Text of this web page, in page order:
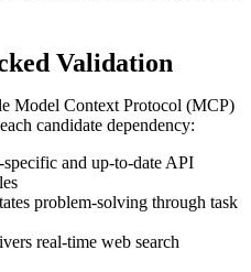
Validation
Model Context Protocol (MCP)
candidate dependency:
and up-to-date API
problem-solving through task
real-time web search